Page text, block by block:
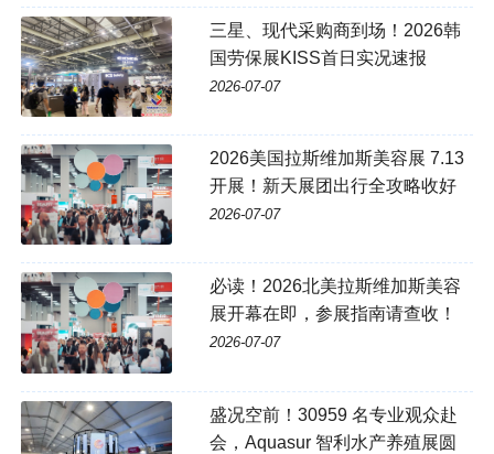
三星、现代采购商到场！2026韩
国劳保展KISS首日实况速报
2026-07-07
2026美国拉斯维加斯美容展 7.13
开展！新天展团出行全攻略收好
2026-07-07
必读！2026北美拉斯维加斯美容
展开幕在即，参展指南请查收！
2026-07-07
盛况空前！30959 名专业观众赴
会，Aquasur 智利水产养殖展圆